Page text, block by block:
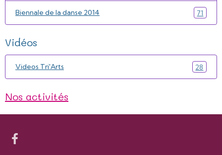
Biennale de la danse 2014 71
Vidéos
Videos Tri'Arts 28
Nos activités